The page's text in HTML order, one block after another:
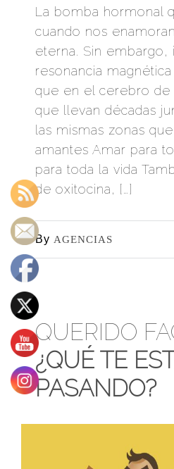
La bomba hormonal
cuando nos
eterna. Sin embargo,
resonancia
que en el cerebro de
que llevan décadas
las mismas zonas
amantes Amar para
para toda la vida
de oxitocina, […]
By AGENCIAS
QUERIDO
¿QUÉ TE
PASANDO?